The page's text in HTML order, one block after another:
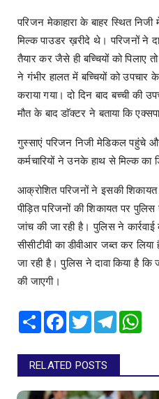
परिजन मेकाहारा के बाहर स्थित
मिल्क पाउडर ख़रीदे थे। परिजनों ने
तैयार कर जैसे ही बच्चियों को पिलाए
ने गंभीर हालत में बच्चियों को उपचार
कराया गया। दो दिन बाद बच्ची की
मौत के बाद डाॅक्टर ने बताया कि
गुस्साएं परिजन निजी मेडिकल पहुंचे
कर्मचारियों ने उनके हाथ से मिल्क का
आक्रोशित परिजनों ने इसकी शिकायत
पीड़ित परिजनों की शिकायत पर
जांच की जा रही है। पुलिस ने
सीसीटीवी का डीवीआर जब्त कर
जा रही है। पुलिस ने दावा किया है
की जाएगी।
Share Facebook
TwitterTelegram
RELATED POSTS